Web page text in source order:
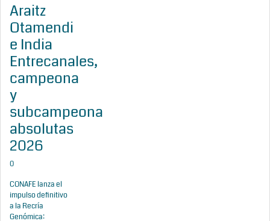
Araitz
Otamendi
e India
Entrecanales,
campeona
y
subcampeona
absolutas
2026
0
CONAFE lanza el
impulso definitivo
a la Recría
Genómica: